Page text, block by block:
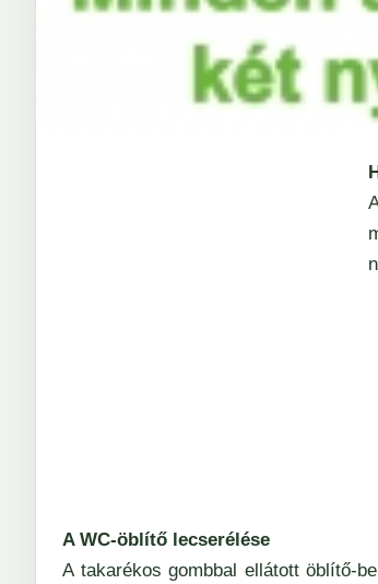
A WC-öblítő lecserélése
A takarékos gombbal ellátott öblítő-